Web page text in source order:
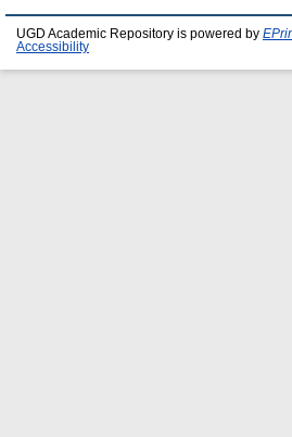
UGD Academic Repository is powered by
Accessibility